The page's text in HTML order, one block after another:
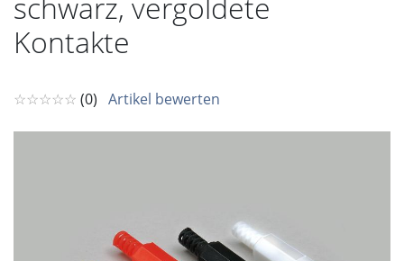
Kontakte
☆☆☆☆☆ (0) Artikel bewerten